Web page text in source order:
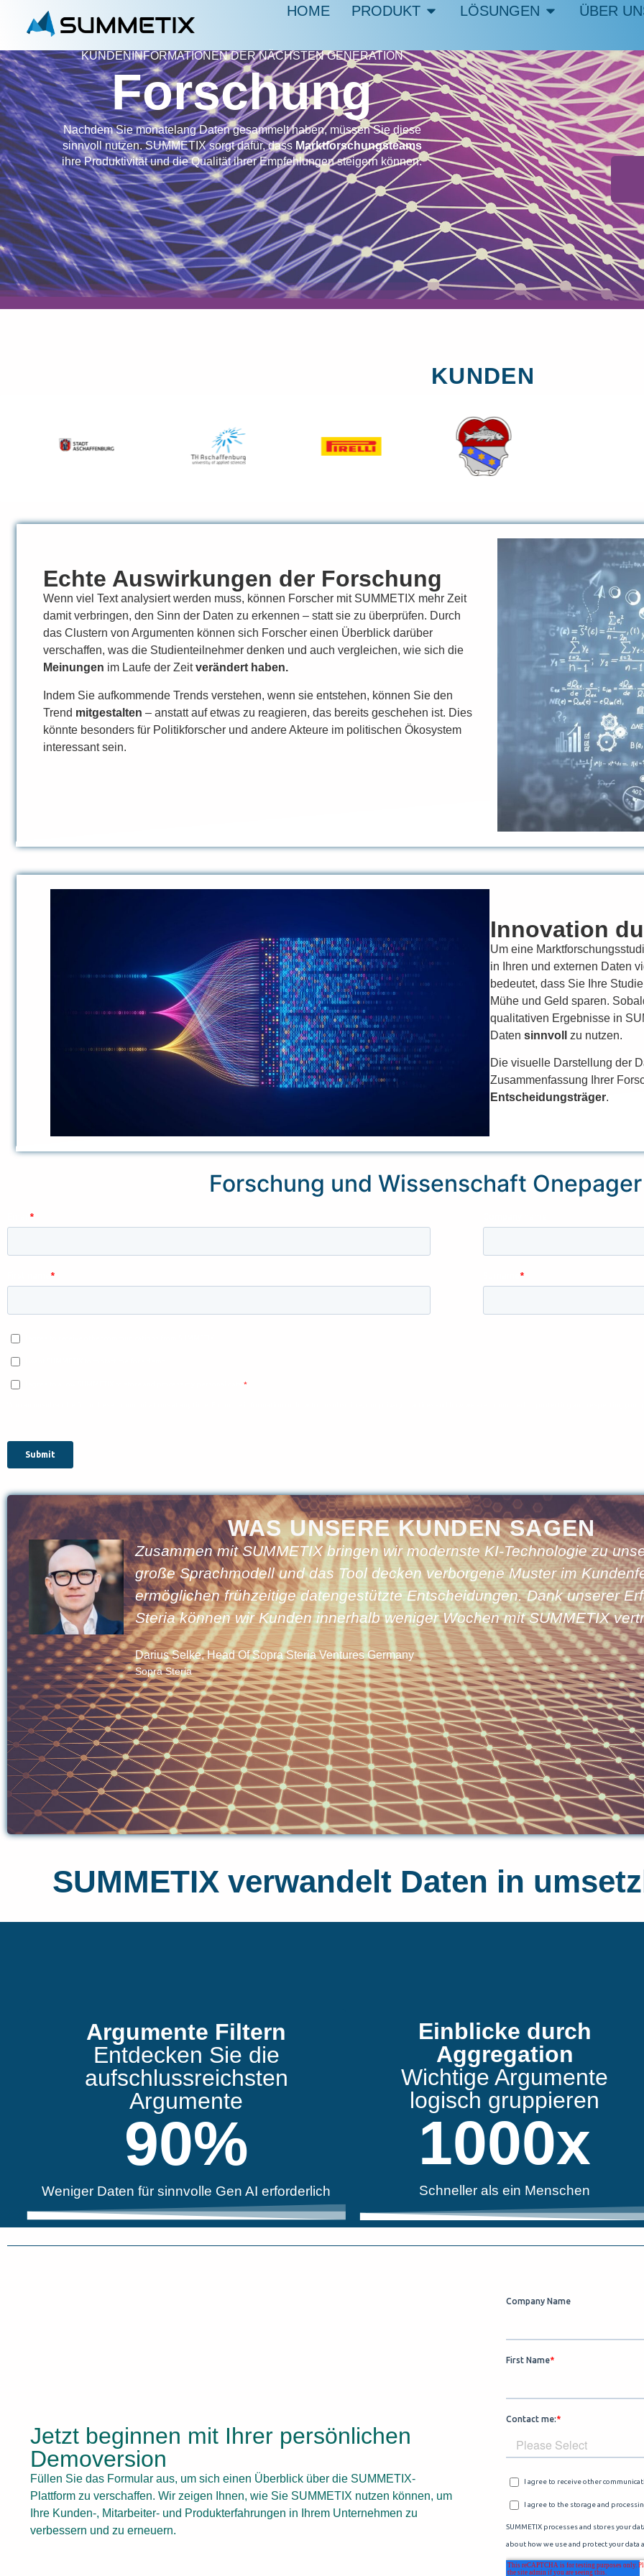
HOME PRODUKT LÖSUNGEN ÜBER
KUNDENINFORMATIONEN DER NÄCHSTEN GENERATION
Forschung
Nachdem Sie monatelang Daten gesammelt haben, müssen Sie diese
sinnvoll nutzen. SUMMETIX sorgt dafür, dass Marktforschungsteams
ihre Produktivität und die Qualität ihrer Empfehlungen steigern können.
KUNDEN
Echte Auswirkungen der Forschung
Wenn viel Text analysiert werden muss, können Forscher mit SUMMETIX mehr Zeit
damit verbringen, den Sinn der Daten zu erkennen – statt sie zu überprüfen. Durch
das Clustern von Argumenten können sich Forscher einen Überblick darüber
verschaffen, was die Studienteilnehmer denken und auch vergleichen, wie sich die
Meinungen im Laufe der Zeitverändert haben.
Indem Sie aufkommende Trends verstehen, wenn sie entstehen, können Sie den
Trend mitgestalten – anstatt auf etwas zu reagieren, das bereits geschehen ist. Dies
könnte besonders für Politikforscher und andere Akteure im politischen Ökosystem
interessant sein.
Innovation
Um eine
in Ihren und externen Daten
bedeutet, dass Sie Ihre
Mühe und Geld sparen.
qualitativen Ergebnisse in
Daten sinnvoll zu nutzen.
Die visuelle Darstellung der
Zusammenfassung Ihrer
Entscheidungsträger.
Forschung und Wissenschaft
WAS UNSERE KUNDEN SAGEN
Zusammen mit SUMMETIX bringen wir modernste KI-Technologie zu
große Sprachmodell und das Tool decken verborgene Muster im
ermöglichen frühzeitige datengestützte Entscheidungen. Dank unserer
Steria können wir Kunden innerhalb weniger Wochen mit SUMMETIX
Darius Selke, Head Of Sopra Steria Ventures Germany
Sopra Steria
SUMMETIX verwandelt Daten in
Argumente Filtern
Entdecken Sie die
aufschlussreichsten
Argumente
Weniger Daten für sinnvolle Gen AI erforderlich
90%
Einblicke durch
Aggregation
Wichtige Argumente
logisch gruppieren
Schneller als ein Menschen
1000x
Jetzt beginnen mit Ihrer persönlichen
Demoversion
Füllen Sie das Formular aus, um sich einen Überblick über die SUMMETIX-
Plattform zu verschaffen. Wir zeigen Ihnen, wie Sie SUMMETIX nutzen können, um
Ihre Kunden-, Mitarbeiter- und Produkterfahrungen in Ihrem Unternehmen zu
verbessern und zu erneuern.